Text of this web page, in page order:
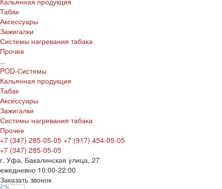
Табак
Аксессуары
Зажигалки
Системы нагревания табака
Прочее
...
POD-Системы
Кальянная продукция
Табак
Аксессуары
Зажигалки
Системы нагревания табака
Прочее
+7 (347) 285-05-05 +7 (917) 454-05-05
+7 (347) 285-05-05
г. Уфа, Бакалинская улица, 27
ежедневно 10:00-22:00
Заказать звонок